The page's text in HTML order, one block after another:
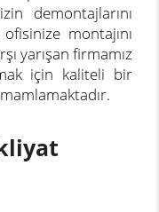
demontajlarını
montajını
yarışan firmamız
için kaliteli bir